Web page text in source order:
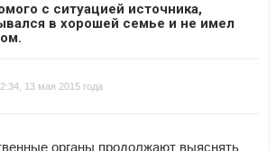
с ситуацией источника,
в хорошей семье и не имел
13 мая 2015 года
органы продолжают выяснять